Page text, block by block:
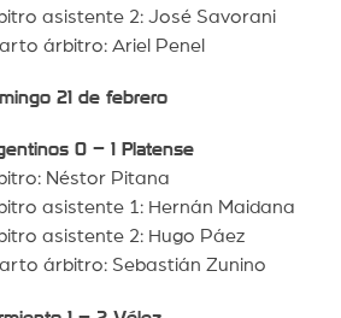
asistente 2: José Savorani
árbitro: Ariel Penel
21 de febrero
0 – 1 Platense
Néstor Pitana
asistente 1: Hernán Maidana
asistente 2: Hugo Páez
árbitro: Sebastián Zunino